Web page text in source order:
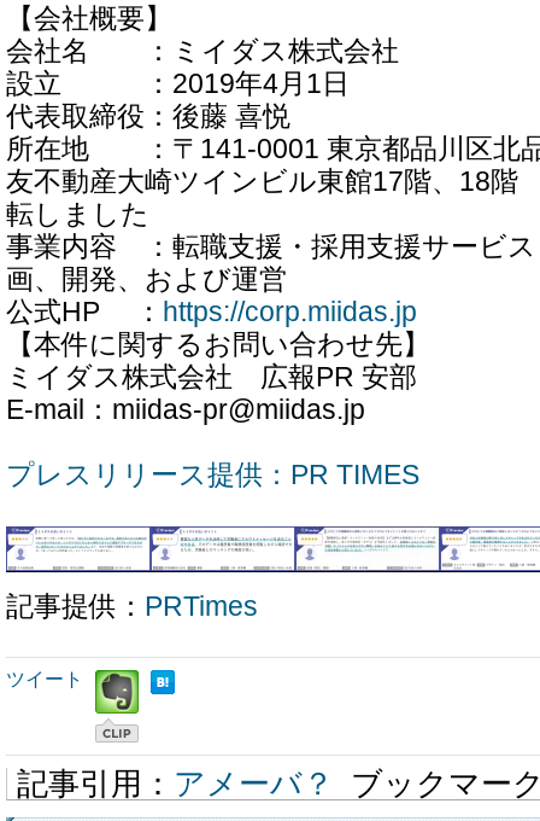
【会社概要】
会社名 ：ミイダス株式会社
設立 ：2019年4月1日
代表取締役：後藤 喜悦
所在地 ：〒141-0001 東京都品川区北
友不動産大崎ツインビル東館17階、18
転しました
事業内容 ：転職支援・採用支援サービ
画、開発、および運営
公式HP ： https://corp.miidas.jp
【本件に関するお問い合わせ先】
ミイダス株式会社 広報PR 安部
E-mail：miidas-pr@miidas.jp
プレスリリース提供：PR TIMES
記事提供： PRTimes
ツイート
記事引用： アメーバ？ ブックマー